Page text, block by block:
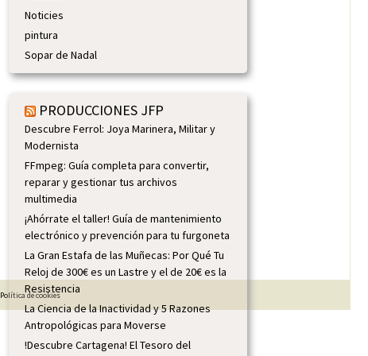
Noticies
pintura
Sopar de Nadal
PRODUCCIONES JFP
Descubre Ferrol: Joya Marinera, Militar y
Modernista
FFmpeg: Guía completa para convertir,
reparar y gestionar tus archivos
multimedia
¡Ahórrate el taller! Guía de mantenimiento
electrónico y prevención para tu furgoneta
La Gran Estafa de las Muñecas: Por Qué Tu
Reloj de 300€ es un Lastre y el de 20€ es la
Resistencia
La Ciencia de la Inactividad y 5 Razones
Antropológicas para Moverse
!Descubre Cartagena! El Tesoro del
Política de cookies